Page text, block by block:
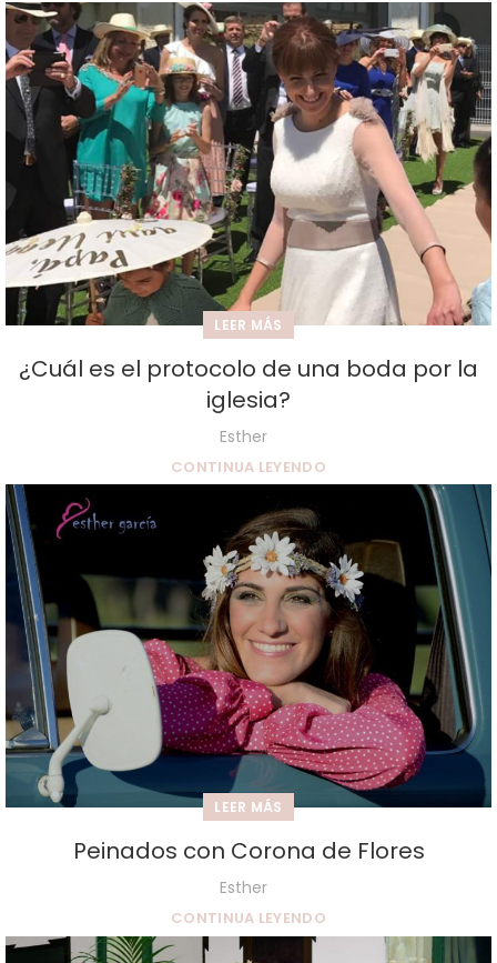
LEER MÁS
¿Cuál es el protocolo de una boda por la
iglesia?
Esther
CONTINUA LEYENDO
LEER MÁS
Peinados con Corona de Flores
Esther
CONTINUA LEYENDO